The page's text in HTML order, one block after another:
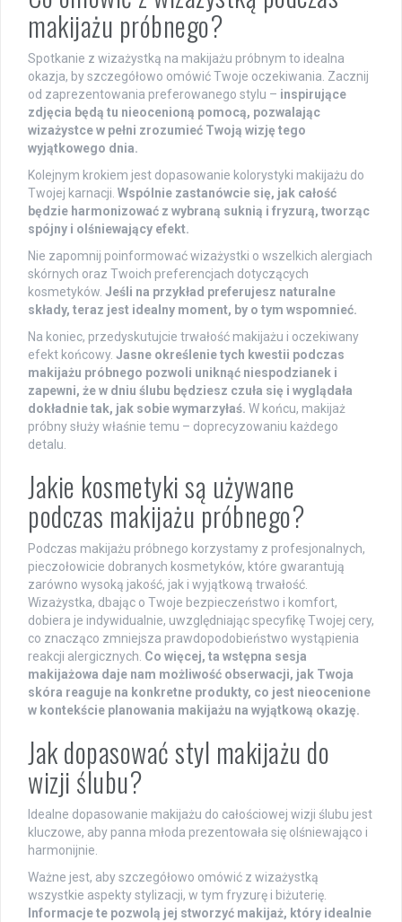
makijażu próbnego?
Spotkanie z wizażystką na makijażu próbnym to idealna
okazja, by szczegółowo omówić Twoje oczekiwania. Zacznij
od zaprezentowania preferowanego stylu – inspirujące
zdjęcia będą tu nieocenioną pomocą, pozwalając
wizażystce w pełni zrozumieć Twoją wizję tego
wyjątkowego dnia.
Kolejnym krokiem jest dopasowanie kolorystyki makijażu do
Twojej karnacji. Wspólnie zastanówcie się, jak całość
będzie harmonizować z wybraną suknią i fryzurą, tworząc
spójny i olśniewający efekt.
Nie zapomnij poinformować wizażystki o wszelkich alergiach
skórnych oraz Twoich preferencjach dotyczących
kosmetyków. Jeśli na przykład preferujesz naturalne
składy, teraz jest idealny moment, by o tym wspomnieć.
Na koniec, przedyskutujcie trwałość makijażu i oczekiwany
efekt końcowy. Jasne określenie tych kwestii podczas
makijażu próbnego pozwoli uniknąć niespodzianek i
zapewni, że w dniu ślubu będziesz czuła się i wyglądała
dokładnie tak, jak sobie wymarzyłaś. W końcu, makijaż
próbny służy właśnie temu – doprecyzowaniu każdego
detalu.
Jakie kosmetyki są używane
podczas makijażu próbnego?
Podczas makijażu próbnego korzystamy z profesjonalnych,
pieczołowicie dobranych kosmetyków, które gwarantują
zarówno wysoką jakość, jak i wyjątkową trwałość.
Wizażystka, dbając o Twoje bezpieczeństwo i komfort,
dobiera je indywidualnie, uwzględniając specyfikę Twojej cery,
co znacząco zmniejsza prawdopodobieństwo wystąpienia
reakcji alergicznych. Co więcej, ta wstępna sesja
makijażowa daje nam możliwość obserwacji, jak Twoja
skóra reaguje na konkretne produkty, co jest nieocenione
w kontekście planowania makijażu na wyjątkową okazję.
Jak dopasować styl makijażu do
wizji ślubu?
Idealne dopasowanie makijażu do całościowej wizji ślubu jest
kluczowe, aby panna młoda prezentowała się olśniewająco i
harmonijnie.
Ważne jest, aby szczegółowo omówić z wizażystką
wszystkie aspekty stylizacji, w tym fryzurę i biżuterię.
Informacje te pozwolą jej stworzyć makijaż, który idealnie